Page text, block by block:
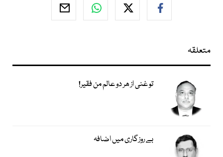
متعلقہ
تو غنی از ھر دو عالم من فقیر!
بے روزگاری میں اضافہ